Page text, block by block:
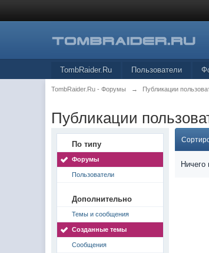
TombRaider.Ru Пользователи
TombRaider.Ru - Форумы → Публикации
Публикации
По типу
Форумы
Пользователи
Дополнительно
Темы и сообщения
Созданные темы
Сообщения
Ничего